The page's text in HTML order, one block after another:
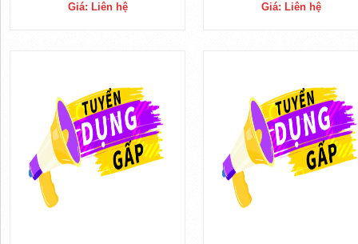
Giá: Liên hệ Giá: Liên hệ